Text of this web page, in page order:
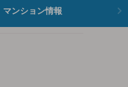
マンション情報